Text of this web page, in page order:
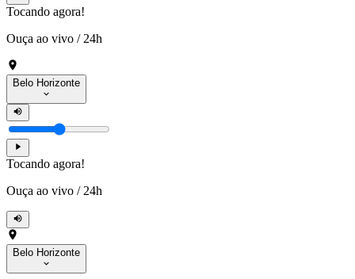
Tocando agora!
Ouça ao vivo / 24h
Belo Horizonte
Tocando agora!
Ouça ao vivo / 24h
Belo Horizonte